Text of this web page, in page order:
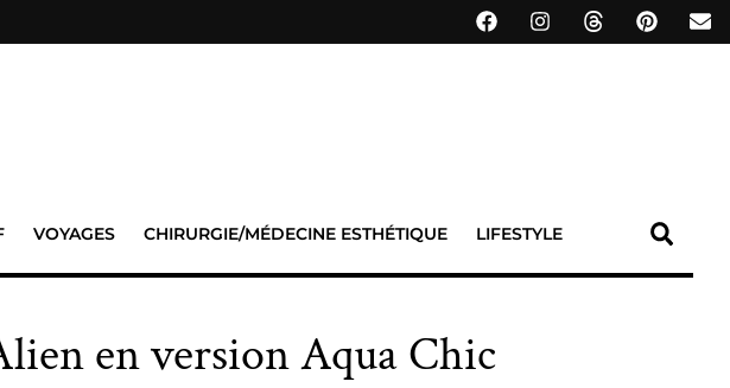
VOYAGES CHIRURGIE/MÉDECINE ESTHÉTIQUE LIFESTYLE
en version Aqua Chic